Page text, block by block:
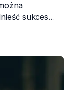
sukces
poszukuje